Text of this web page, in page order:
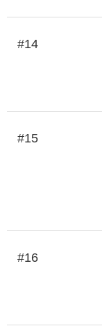
#14
#15
#16